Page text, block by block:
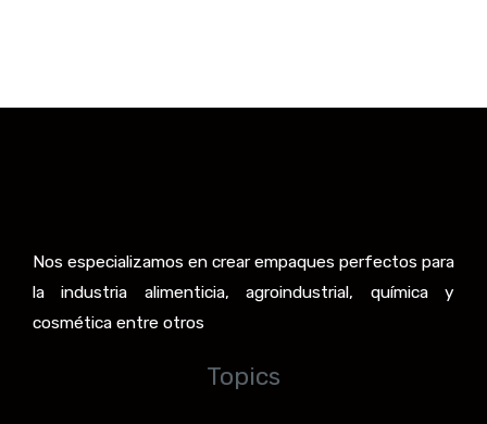
Nos especializamos en crear empaques perfectos para
la industria alimenticia, agroindustrial, química y
cosmética entre otros
Topics